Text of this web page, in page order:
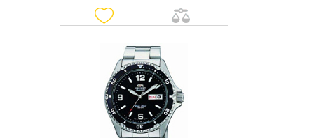
ДОБАВИТЬ В КОРЗИНУ
КУПИТЬ В 1 КЛИК